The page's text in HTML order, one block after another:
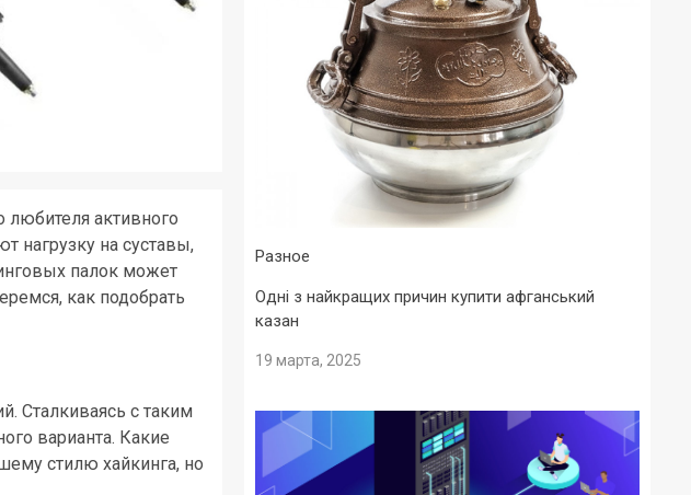
активного
нагрузку на суставы,
палок может
как подобрать
Сталкиваясь с таким
варианта. Какие
стилю хайкинга, но
Разное
Одні з найкращих причин купити афганський
казан
19 марта, 2025